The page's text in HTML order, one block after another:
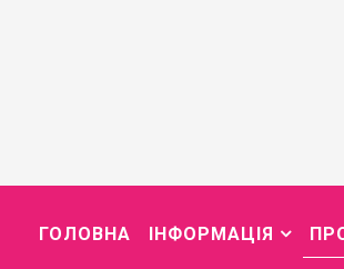
ГОЛОВНА ІНФОРМАЦІЯ